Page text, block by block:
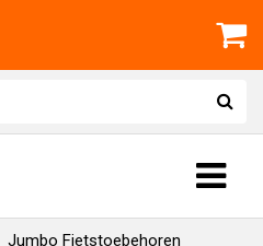
Jumbo Fietstoebehoren